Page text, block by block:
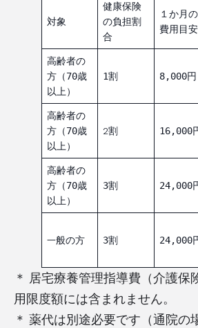
対象
健康保険
の負担割
合
１か月の
費用目安
高齢者の
方（70歳
以上）
1割 8,000円
高齢者の
方（70歳
以上）
2割 16,000
高齢者の
方（70歳
以上）
3割 24,000
一般の方 3割 24,000
＊ 居宅療養管理指導費（介護保
用限度額には含まれません。
＊ 薬代は別途必要です（通院の